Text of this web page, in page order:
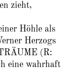
zieht,
Höhle als
Herzogs
(R:
eine wahrhaft